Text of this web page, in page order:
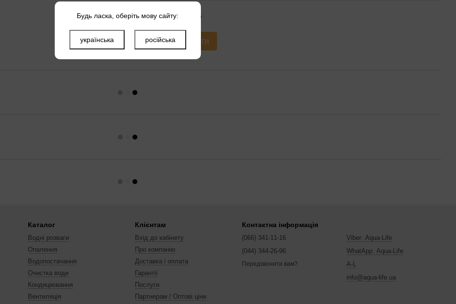
Оцініть товар
Надіслати
Каталог
Водні розваги
Опалення
Водопостачання
Очистка води
Кондиціювання
Вентиляція
Клієнтам
Вхід до кабінету
Про компанію
Доставка і оплата
Гарантії
Послуги
Партнерам / Оптові ціни
Контактна інформація
(066) 341-11-16
(044) 344-26-96
Передзвонити вам?
Viber: Aqua-Life
WhatApp: Aqua-Life
A-L
info@aqua-life.ua
Будь ласка, оберіть мову сайту:
українська російська